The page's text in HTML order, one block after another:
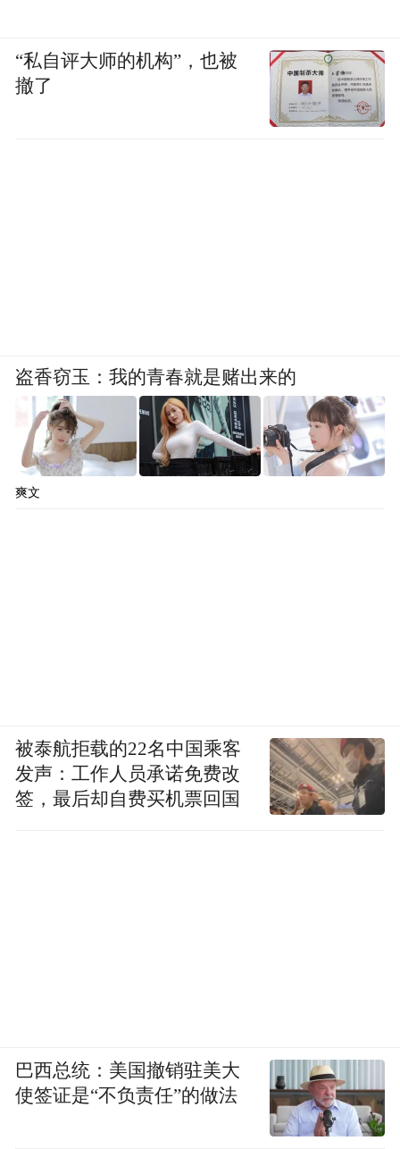
“私自评大师的机构”，也被
撤了
盗香窃玉：我的青春就是赌出来的
爽文
被泰航拒载的22名中国乘客
发声：工作人员承诺免费改
签，最后却自费买机票回国
巴西总统：美国撤销驻美大
使签证是“不负责任”的做法